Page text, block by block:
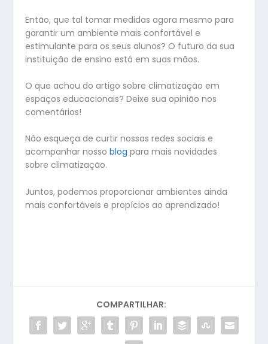
Então, que tal tomar medidas agora mesmo para
garantir um ambiente mais confortável e
estimulante para os seus alunos? O futuro da sua
instituição de ensino está em suas mãos.
O que achou do artigo sobre climatização em
espaços educacionais? Deixe sua opinião nos
comentários!
Não esqueça de curtir nossas redes sociais e
acompanhar nosso blog para mais novidades
sobre climatização.
Juntos, podemos proporcionar ambientes ainda
mais confortáveis e propícios ao aprendizado!
COMPARTILHAR: